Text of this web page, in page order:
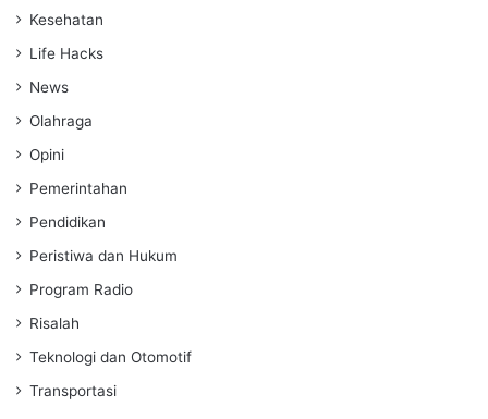
Kesehatan
Life Hacks
News
Olahraga
Opini
Pemerintahan
Pendidikan
Peristiwa dan Hukum
Program Radio
Risalah
Teknologi dan Otomotif
Transportasi